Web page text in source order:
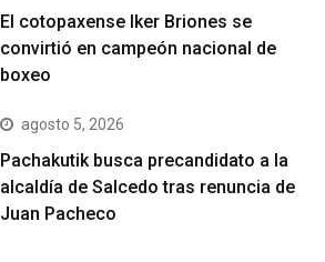
El cotopaxense Iker Briones se
convirtió en campeón nacional de
boxeo
agosto 5, 2026
Pachakutik busca precandidato a la
alcaldía de Salcedo tras renuncia de
Juan Pacheco